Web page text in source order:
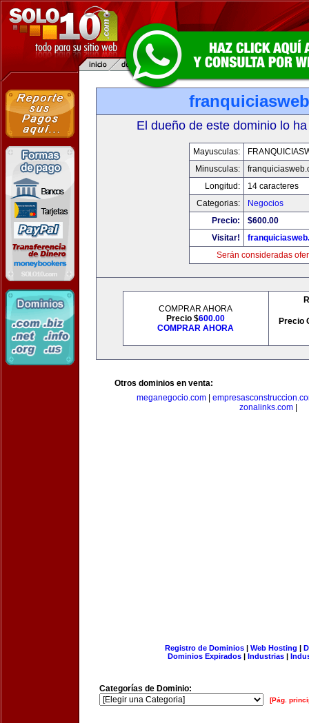
El dueño de este dominio lo
Mayusculas:
Minusculas:
Longitud:
14 caracteres
Categorias:
Negocios
Precio:
$600.00
Visitar!
Serán consideradas
COMPRAR AHORA
Precio $600.00
COMPRAR AHORA
Precio
Otros dominios en venta:
meganegocio.com|
zonalinks.com
Registro de Dominios| Web Hosting |
Dominios Expirados | Industrias |
Categorías de Dominio:
[Pág.